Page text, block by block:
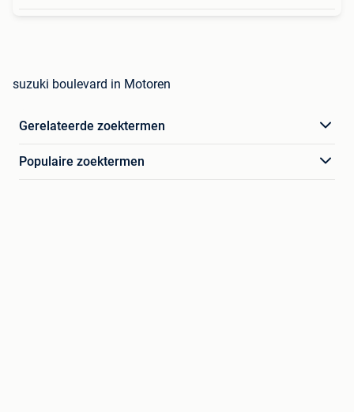
suzuki boulevard in Motoren
Gerelateerde zoektermen
Populaire zoektermen